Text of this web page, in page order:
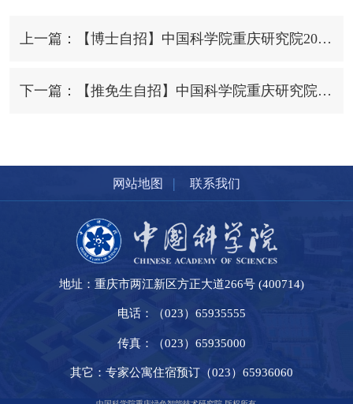
上一篇：【博士自招】中国科学院重庆研究院2025年博士“申请-考核”制专业课笔试考核安排
下一篇：【推免生自招】中国科学院重庆研究院新增推免面试通知
网站地图 | 联系我们
地址：重庆市两江新区方正大道266号 (400714)
电话：（023）65935555
传真：（023）65935000
其它：专家公寓住宿预订（023）65936060